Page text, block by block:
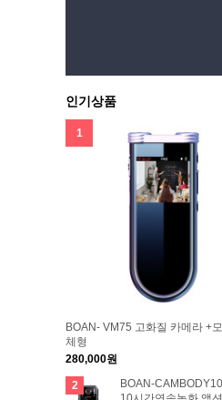
인기상품
1
BOAN- VM75 고화질 카메라 +
체형
280,000원
2
BOAN-